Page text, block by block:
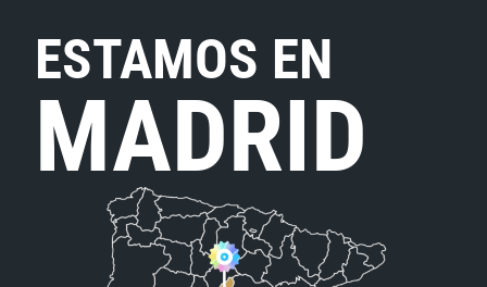
ESTAMOS EN
MADRID